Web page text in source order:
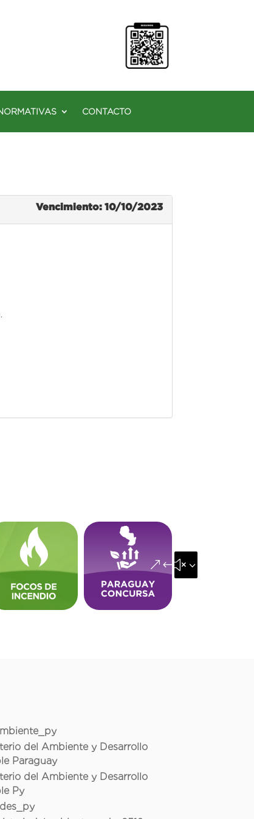
CONTACTO
Vencimiento: 10/10/2023
&#x35;
del Ambiente y Desarrollo
Paraguay
del Ambiente y Desarrollo
Py